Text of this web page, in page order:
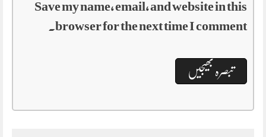
Save my name, email, and website in this
browser for the next time I comment.